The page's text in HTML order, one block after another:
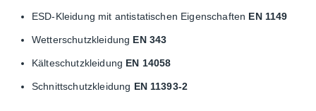
ESD-Kleidung mit antistatischen Eigenschaften EN 1149
Wetterschutzkleidung EN 343
Kälteschutzkleidung EN 14058
Schnittschutzkleidung EN 11393-2